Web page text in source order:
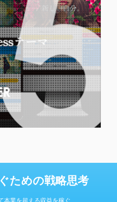
ための戦略思考
本業を超える収益を稼ぐ